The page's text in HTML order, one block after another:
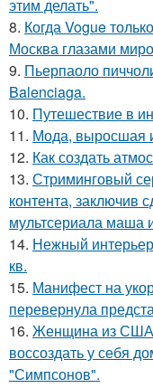
этим делать".
8. Когда Vogue
Москва глазами
9. Пьерпаоло
Balenciaga.
10. Путешествие в
11. Мода, выросшая
12. Как создать
13. Стриминговый
контента, заключив
мультсериала маша
14. Нежный
кв.
15. Манифест на
перевернула
16. Женщина из США
воссоздать у себя
"Симпсонов".